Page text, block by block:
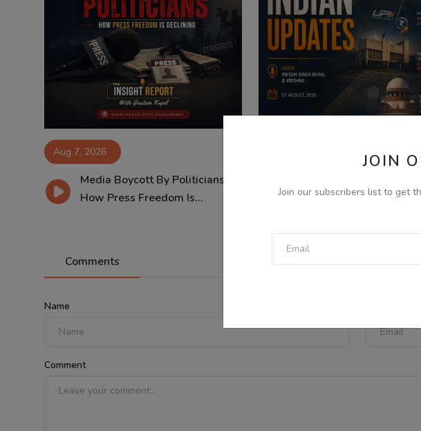
JOIN
Join our subscribers list to get
Aug 7, 2026
Media Boycott By Politicians:
How Press Freedom Is...
SGPC Gurbani Telecast
Comments
Name
Comment